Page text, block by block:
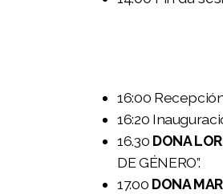
16:00
16:20
16.30 DONA
DE GÉNERO”.
17.00 DONA
IV Congreso IN.XURGA 2021
V Congreso Internacional IN.XURGA